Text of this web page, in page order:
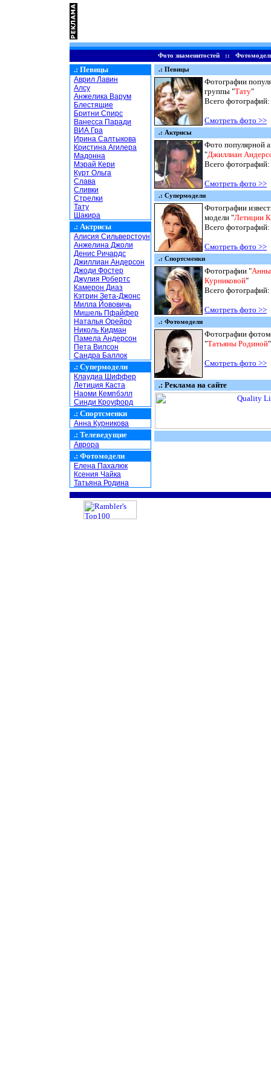
Фото знаменитостей::
.: Певицы
Аврил Лавин
Алсу
Анжелика Варум
Блестящие
Бритни Спирс
Ванесса Паради
ВИА Гра
Ирина Салтыкова
Кристина Агилера
Мадонна
Мэрай Кери
Курт Ольга
Слава
Сливки
Стрелки
Тату
Шакира
.: Актрисы
Алисия Сильверстоун
Анжелина Джоли
Денис Ричардс
Джиллиан Андерсон
Джоди Фостер
Джулия Робертс
Камерон Диаз
Кэтрин Зета-Джонс
Милла Йововичь
Мишель Пфайфер
Наталья Орейро
Николь Кидман
Памела Андерсон
Пета Вилсон
Сандра Баллок
.: Супермодели
Клаудиа Шиффер
Летиция Каста
Наоми Кемпбэлл
Синди Кроуфорд
.: Спортсменки
Анна Курникова
.: Телеведущие
Аврора
.: Фотомодели
Елена Пахалюк
Ксения Чайка
Татьяна Родина
.: Певицы
Фотографии
группы "Тату"
Всего фотографий:
Смотреть фото >>
.: Актрисы
Фото популярной
"Джиллиан
Всего фотографий:
Смотреть фото >>
.: Супермодели
Фотографии
модели "Летиции
Всего фотографий:
Смотреть фото >>
.: Спортсменки
Фотографии "Анны
Курниковой"
Всего фотографий:
Смотреть фото >>
.: Фотомодели
Фотографии
"Татьяны Родиной"
Смотреть фото >>
.: Реклама на сайте